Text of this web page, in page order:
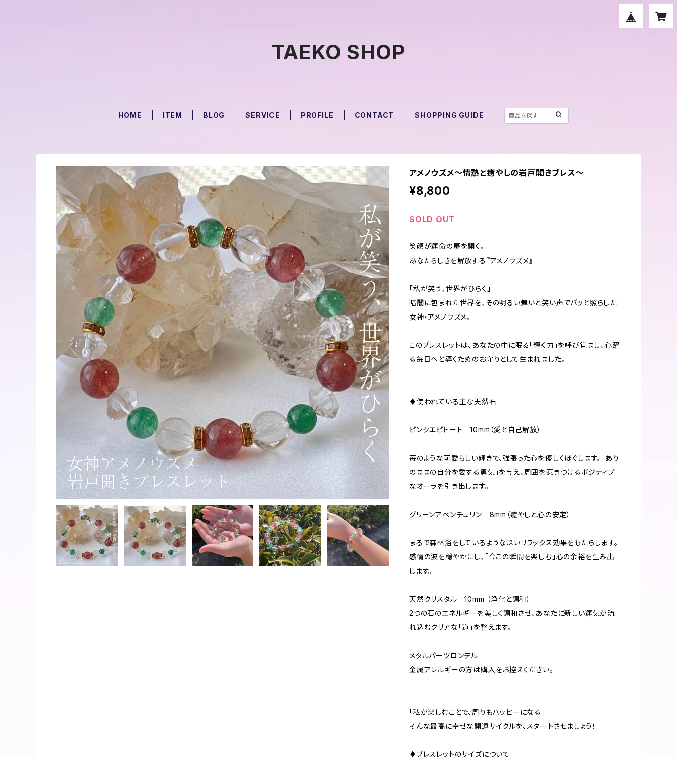
TAEKO SHOP
HOME ITEM BLOG SERVICE PROFILE CONTACT SHOPPING GUIDE
アメノウズメ～情熱と癒やしの岩戸開きブレス～
¥8,800
SOLD OUT
笑顔が運命の扉を開く。
あなたらしさを解放する『アメノウズメ』
「私が笑う、世界がひらく」
暗闇に包まれた世界を、その明るい舞いと笑い声でパッと照らした
女神・アメノウズメ。
このブレスレットは、あなたの中に眠る「輝く力」を呼び覚まし、心躍
る毎日へと導くためのお守りとして生まれました。
♦使われている主な天然石
ピンクエピドート 10mm（愛と自己解放）
苺のような可愛らしい輝きで、強張った心を優しくほぐします。「あり
のままの自分を愛する勇気」を与え、周囲を惹きつけるポジティブ
なオーラを引き出します。
グリーンアベンチュリン 8mm（癒やしと心の安定）
まるで森林浴をしているような深いリラックス効果をもたらします。
感情の波を穏やかにし、「今この瞬間を楽しむ」心の余裕を生み出
します。
天然クリスタル 10mm （浄化と調和）
2つの石のエネルギーを美しく調和させ、あなたに新しい運気が流
れ込むクリアな「道」を整えます。
メタルパーツロンデル
金属アレルギーの方は購入をお控えください。
「私が楽しむことで、周りもハッピーになる」
そんな最高に幸せな開運サイクルを、スタートさせましょう！
♦ブレスレットのサイズについて